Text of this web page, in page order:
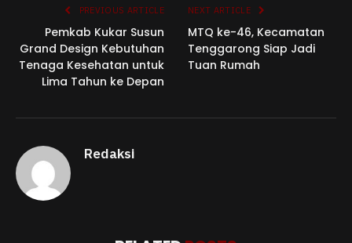
PREVIOUS ARTICLE
Pemkab Kukar Susun
Grand Design Kebutuhan
Tenaga Kesehatan untuk
Lima Tahun ke Depan
NEXT ARTICLE
MTQ ke-46, Kecamatan
Tenggarong Siap Jadi
Tuan Rumah
Redaksi